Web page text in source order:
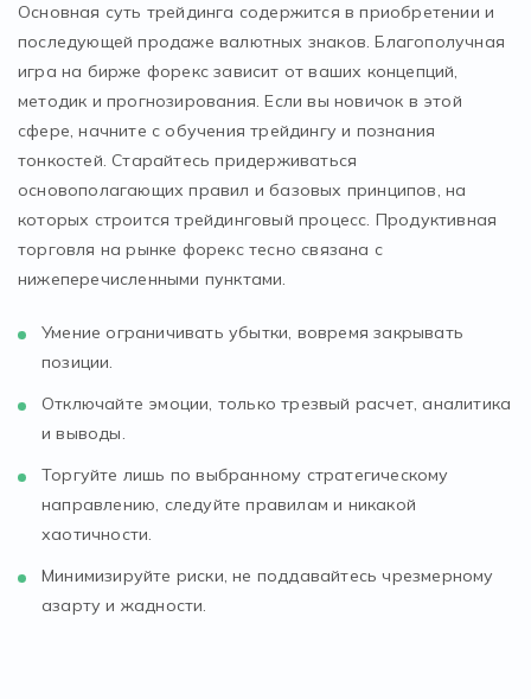
Основная суть трейдинга содержится в приобретении и
последующей продаже валютных знаков. Благополучная
игра на бирже форекс зависит от ваших концепций,
методик и прогнозирования. Если вы новичок в этой
сфере, начните с обучения трейдингу и познания
тонкостей. Старайтесь придерживаться
основополагающих правил и базовых принципов, на
которых строится трейдинговый процесс. Продуктивная
торговля на рынке форекс тесно связана с
нижеперечисленными пунктами.
Умение ограничивать убытки, вовремя закрывать
позиции.
Отключайте эмоции, только трезвый расчет, аналитика
и выводы.
Торгуйте лишь по выбранному стратегическому
направлению, следуйте правилам и никакой
хаотичности.
Минимизируйте риски, не поддавайтесь чрезмерному
азарту и жадности.